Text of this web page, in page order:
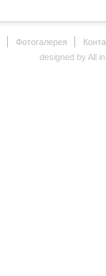
Фотогалерея
designed by All